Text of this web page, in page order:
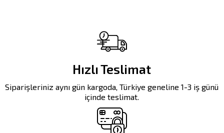
Hızlı Teslimat
Siparişleriniz aynı gün kargoda, Türkiye geneline 1-3 iş günü
içinde teslimat.